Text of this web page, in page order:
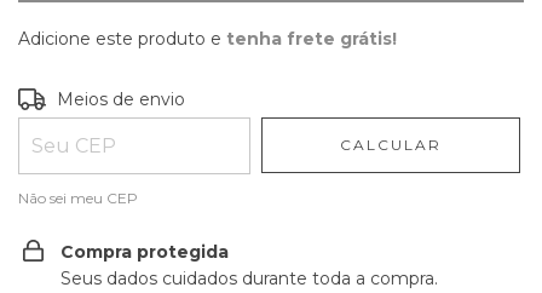
Adicione este produto e tenha frete grátis!
Entregas para o CEP:
Meios de envio
CALCULAR
Não sei meu CEP
Compra protegida
Seus dados cuidados durante toda a compra.